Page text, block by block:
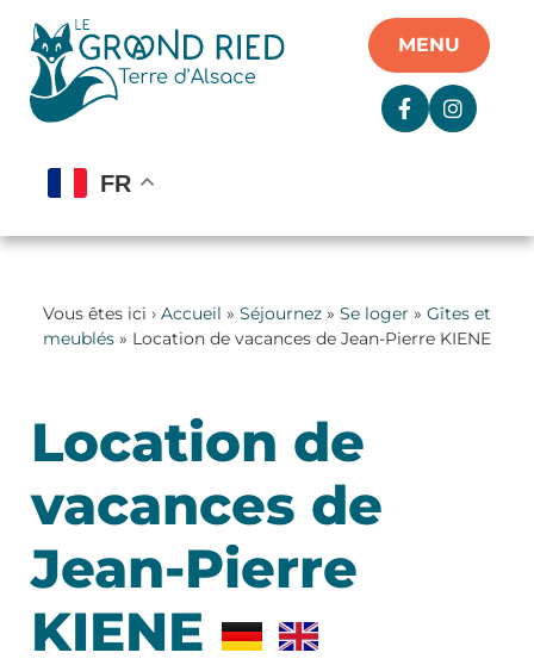
MENU
FR
Vous êtes ici › Accueil » Séjournez » Se loger » Gîtes et
meublés » Location de vacances de Jean-Pierre KIENE
Location de
vacances de
Jean-Pierre
KIENE
Panneau de gestion des cookies